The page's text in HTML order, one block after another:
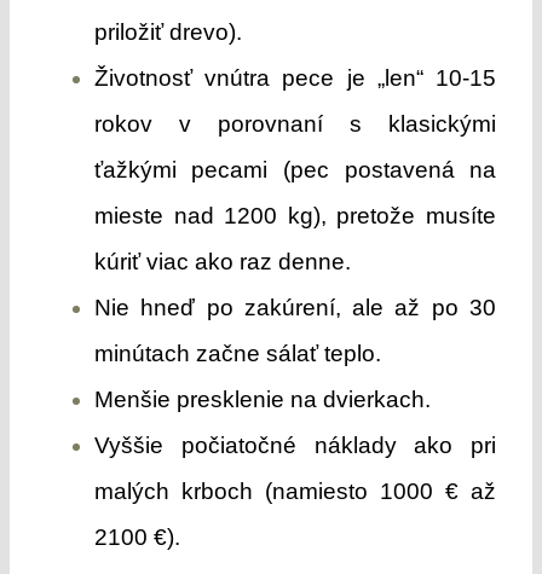
priložiť drevo).
Životnosť vnútra pece je „len“ 10-15
rokov v porovnaní s klasickými
ťažkými pecami (pec postavená na
mieste nad 1200 kg), pretože musíte
kúriť viac ako raz denne.
Nie hneď po zakúrení, ale až po 30
minútach začne sálať teplo.
Menšie presklenie na dvierkach.
Vyššie počiatočné náklady ako pri
malých krboch (namiesto 1000 € až
2100 €).